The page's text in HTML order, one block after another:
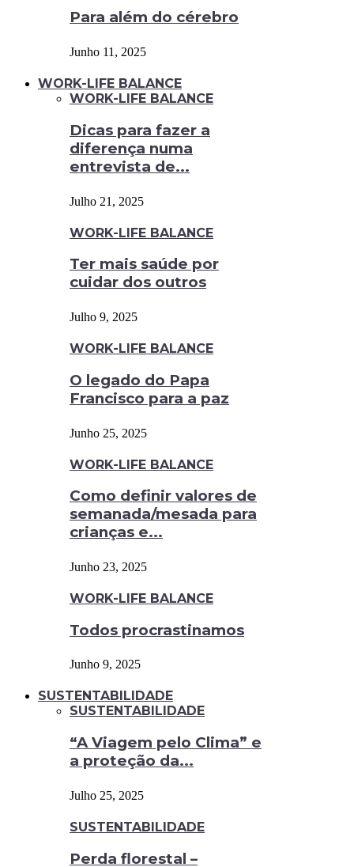
Para além do cérebro
Junho 11, 2025
WORK-LIFE BALANCE
WORK-LIFE BALANCE
Dicas para fazer a
diferença numa
entrevista de...
Julho 21, 2025
WORK-LIFE BALANCE
Ter mais saúde por
cuidar dos outros
Julho 9, 2025
WORK-LIFE BALANCE
O legado do Papa
Francisco para a paz
Junho 25, 2025
WORK-LIFE BALANCE
Como definir valores de
semanada/mesada para
crianças e...
Junho 23, 2025
WORK-LIFE BALANCE
Todos procrastinamos
Junho 9, 2025
SUSTENTABILIDADE
SUSTENTABILIDADE
“A Viagem pelo Clima” e
a proteção da...
Julho 25, 2025
SUSTENTABILIDADE
Perda florestal –